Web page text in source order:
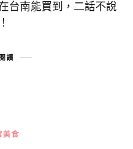
台南能買到，二話不說
讀
美食